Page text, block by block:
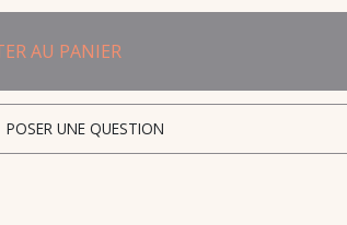
AU PANIER
UNE QUESTION